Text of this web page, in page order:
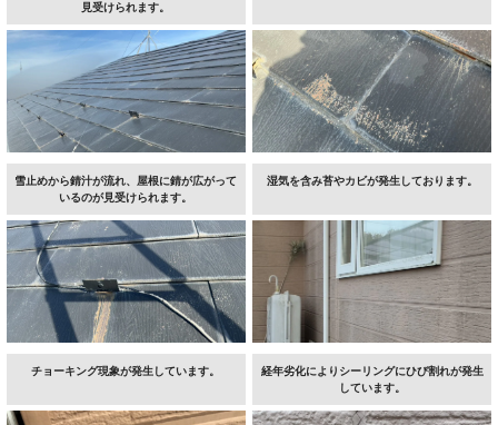
見受けられます。
雪止めから錆汁が流れ、屋根に錆が広がって
いるのが見受けられます。
湿気を含み苔やカビが発生しております。
チョーキング現象が発生しています。
経年劣化によりシーリングにひび割れが発生
しています。